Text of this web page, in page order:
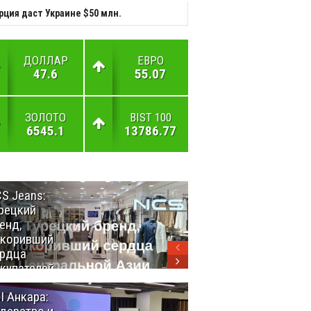
даст Украине $50 млн.
ДОЛЛАР
47.6
ЕВРО
55.07
ЗОЛОТО
6545.1
BIST 100
13786.77
Jeans:
Анкара: